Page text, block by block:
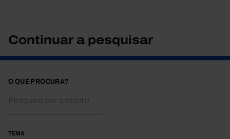
Continuar a pesquisar
O QUE PROCURA?
TEMA